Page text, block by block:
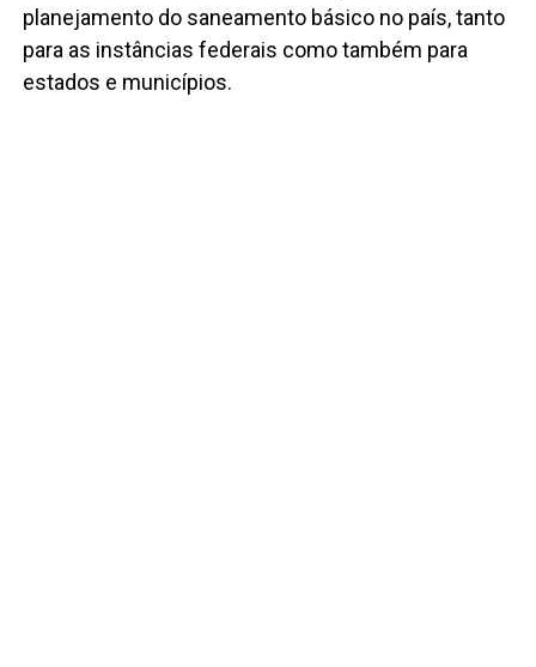
planejamento do saneamento básico no país, tanto
para as instâncias federais como também para
estados e municípios.